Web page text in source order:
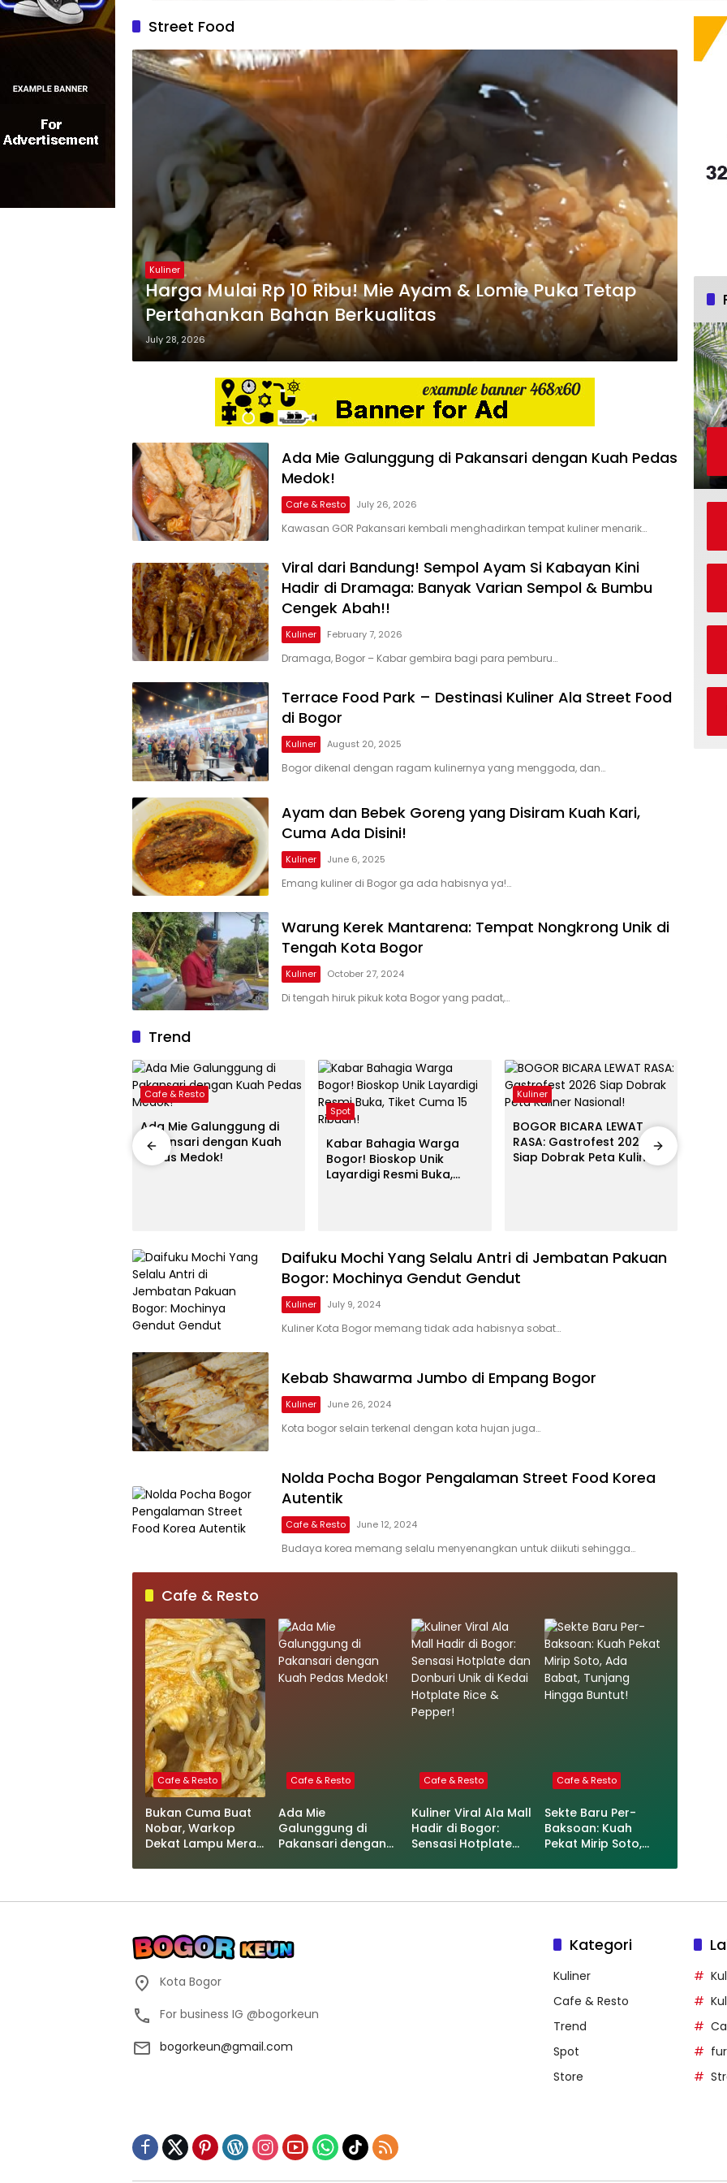
Street Food
Kuliner
Harga Mulai Rp 10 Ribu! Mie Ayam & Lomie Puka Tetap
Pertahankan Bahan Berkualitas
July 28, 2026
Ada Mie Galunggung di Pakansari dengan Kuah Pedas
Medok!
Cafe & Resto July 26, 2026
Kawasan GOR Pakansari kembali menghadirkan tempat kuliner menarik…
Viral dari Bandung! Sempol Ayam Si Kabayan Kini
Hadir di Dramaga: Banyak Varian Sempol & Bumbu
Cengek Abah!!
Kuliner February 7, 2026
Dramaga, Bogor – Kabar gembira bagi para pemburu…
Terrace Food Park – Destinasi Kuliner Ala Street Food
di Bogor
Kuliner August 20, 2025
Bogor dikenal dengan ragam kulinernya yang menggoda, dan…
Ayam dan Bebek Goreng yang Disiram Kuah Kari,
Cuma Ada Disini!
Kuliner June 6, 2025
Emang kuliner di Bogor ga ada habisnya ya!…
Warung Kerek Mantarena: Tempat Nongkrong Unik di
Tengah Kota Bogor
Kuliner October 27, 2024
Di tengah hiruk pikuk kota Bogor yang padat,…
Trend
Cafe & Resto
Ada Mie Galunggung di
Pakansari dengan Kuah
Pedas Medok!
Spot
Kabar Bahagia Warga
Bogor! Bioskop Unik
Layardigi Resmi Buka,
Kuliner
BOGOR BICARA LEWAT
RASA: Gastrofest 2026
Siap Dobrak Peta Kuliner
Daifuku Mochi Yang Selalu Antri di Jembatan Pakuan
Bogor: Mochinya Gendut Gendut
Kuliner July 9, 2024
Kuliner Kota Bogor memang tidak ada habisnya sobat…
Kebab Shawarma Jumbo di Empang Bogor
Kuliner June 26, 2024
Kota bogor selain terkenal dengan kota hujan juga…
Nolda Pocha Bogor Pengalaman Street Food Korea
Autentik
Cafe & Resto June 12, 2024
Budaya korea memang selalu menyenangkan untuk diikuti sehingga…
Cafe & Resto
Cafe & Resto
Bukan Cuma Buat
Nobar, Warkop
Dekat Lampu Merah
Samping Indoor
Cafe & Resto
Ada Mie
Galunggung di
Pakansari dengan
Cafe & Resto
Kuliner Viral Ala Mall
Hadir di Bogor:
Sensasi Hotplate
Kedai Hotplate Rice
Cafe & Resto
Sekte Baru Per-
Baksoan: Kuah
Pekat Mirip Soto,
Hingga Buntut!
Kota Bogor
For business IG @bogorkeun
bogorkeun@gmail.com
Kategori
Kuliner
Cafe & Resto
Trend
Spot
Store